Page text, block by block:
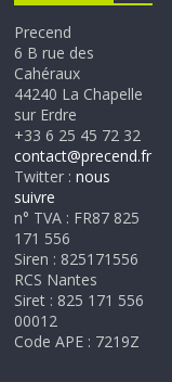
Precend
6 B rue des
Cahéraux
44240 La Chapelle
sur Erdre
+33 6 25 45 72 32
contact@precend.fr
Twitter :nous
suivre
n° TVA : FR87 825
171 556
Siren : 825171556
RCS Nantes
Siret : 825 171 556
00012
Code APE : 7219Z